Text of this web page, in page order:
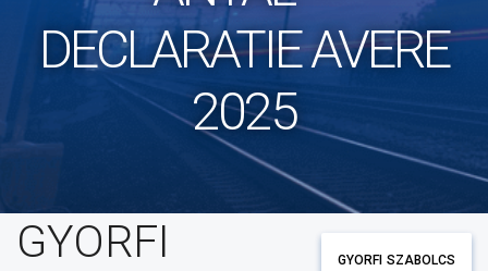
DECLARATIE AVERE
2025
GYORFI
GYORFI SZABOLCS